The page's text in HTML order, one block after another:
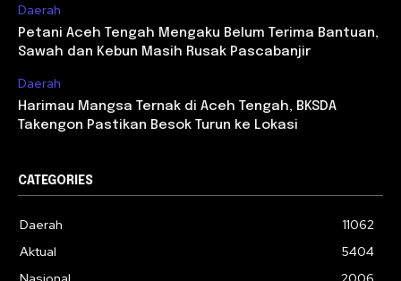
Daerah
Petani Aceh Tengah Mengaku Belum Terima Bantuan,
Sawah dan Kebun Masih Rusak Pascabanjir
Daerah
Harimau Mangsa Ternak di Aceh Tengah, BKSDA
Takengon Pastikan Besok Turun ke Lokasi
CATEGORIES
Daerah
11062
Aktual
5404